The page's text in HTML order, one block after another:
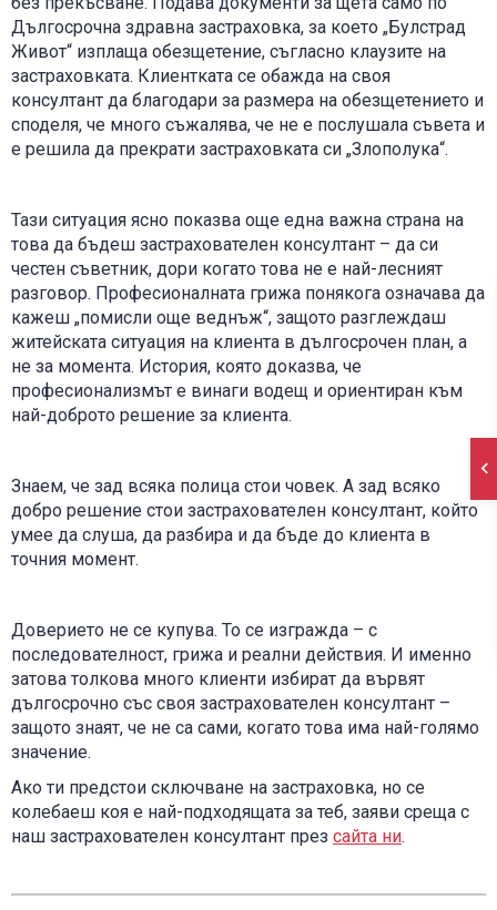
Дългосрочна здравна застраховка, за което „Булстрад
Живот“ изплаща обезщетение, съгласно клаузите на
застраховката. Клиентката се обажда на своя
консултант да благодари за размера на обезщетението и
споделя, че много съжалява, че не е послушала съвета и
е решила да прекрати застраховката си „Злополука“.
Тази ситуация ясно показва още една важна страна на
това да бъдеш застрахователен консултант – да си
честен съветник, дори когато това не е най-лесният
разговор. Професионалната грижа понякога означава да
кажеш „помисли още веднъж“, защото разглеждаш
житейската ситуация на клиента в дългосрочен план, а
не за момента. История, която доказва, че
професионализмът е винаги водещ и ориентиран към
най-доброто решение за клиента.
Знаем, че зад всяка полица стои човек. А зад всяко
добро решение стои застрахователен консултант, който
умее да слуша, да разбира и да бъде до клиента в
точния момент.
Доверието не се купува. То се изгражда – с
последователност, грижа и реални действия. И именно
затова толкова много клиенти избират да вървят
дългосрочно със своя застрахователен консултант –
защото знаят, че не са сами, когато това има най-голямо
значение.
Ако ти предстои сключване на застраховка, но се
колебаеш коя е най-подходящата за теб, заяви среща с
наш застрахователен консултант през сайта ни.